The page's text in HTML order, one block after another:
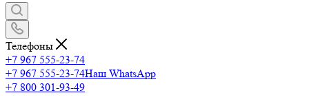
Телефоны
+7 967 555-23-74
+7 967 555-23-74Наш WhatsApp
+7 800 301-93-49